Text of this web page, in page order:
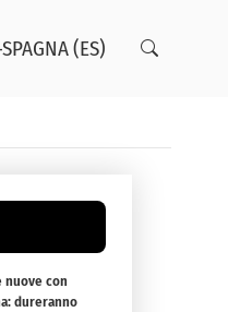
(ES)
nuove con
dureranno